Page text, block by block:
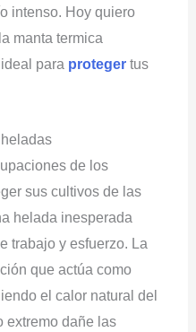
intenso. Hoy quiero
manta termica
para protegertus
de los
sus cultivos de las
helada inesperada
trabajo y esfuerzo. La
que actúa como
el calor natural del
extremo dañe las